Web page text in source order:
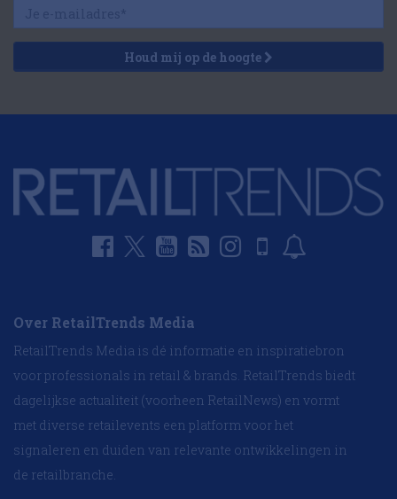
Houd mij op de hoogte
Over RetailTrends Media
RetailTrends Media is dé informatie en inspiratiebron
voor professionals in retail & brands. RetailTrends biedt
dagelijkse actualiteit (voorheen RetailNews) en vormt
met diverse retailevents een platform voor het
signaleren en duiden van relevante ontwikkelingen in
de retailbranche.